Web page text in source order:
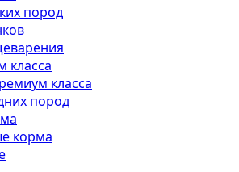
пород
класса
класса
пород
корма